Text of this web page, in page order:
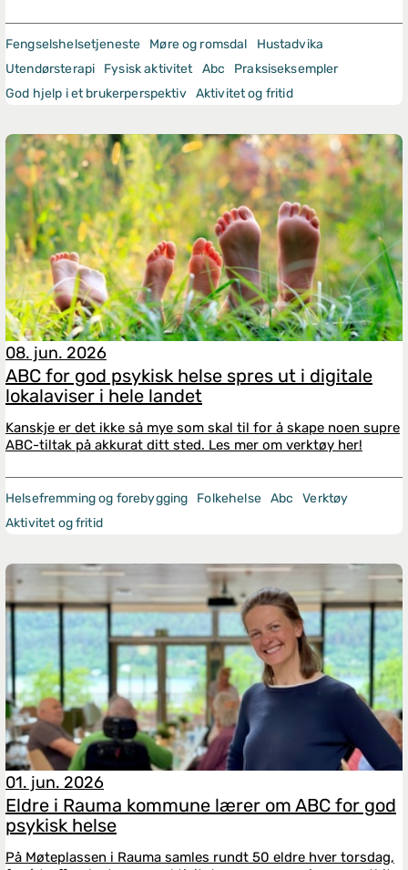
Fengselshelsetjeneste Møre og romsdal
Hustadvika
Utendørsterapi
Fysisk aktivitet Abc
Praksiseksempler
God hjelp i et brukerperspektiv
Aktivitet og fritid
08. jun. 2026
ABC for god psykisk helse spres ut i digitale
lokalaviser i hele landet
Kanskje er det ikke så mye som skal til for å skape noen supre
ABC-tiltak på akkurat ditt sted. Les mer om verktøy her!
Helsefremming og forebygging Folkehelse Abc
Verktøy
Aktivitet og fritid
01. jun. 2026
Eldre i Rauma kommune lærer om ABC for god
psykisk helse
På Møteplassen i Rauma samles rundt 50 eldre hver torsdag,